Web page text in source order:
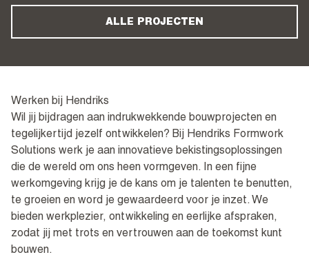
ALLE PROJECTEN
Werken bij Hendriks
Wil jij bijdragen aan indrukwekkende bouwprojecten en
tegelijkertijd jezelf ontwikkelen? Bij Hendriks Formwork
Solutions werk je aan innovatieve bekistingsoplossingen
die de wereld om ons heen vormgeven. In een fijne
werkomgeving krijg je de kans om je talenten te benutten,
te groeien en word je gewaardeerd voor je inzet. We
bieden werkplezier, ontwikkeling en eerlijke afspraken,
zodat jij met trots en vertrouwen aan de toekomst kunt
bouwen.